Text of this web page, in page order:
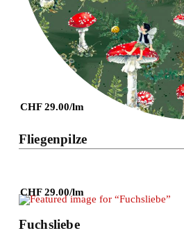
CHF 29.00/lm
Fliegenpilze
CHF 29.00/lm
Details
Fuchsliebe